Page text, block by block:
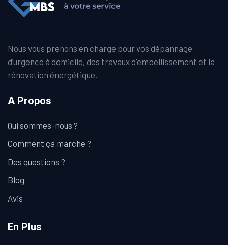
Nous vous prenons en charge pour vos dépannage
d’urgence à domicile, des travaux d'embellissement et la
rénovation énergétique.
A Propos
Qui sommes-nous ?
Comment ça marche ?
Des questions ?
Blog
Avis
En Plus